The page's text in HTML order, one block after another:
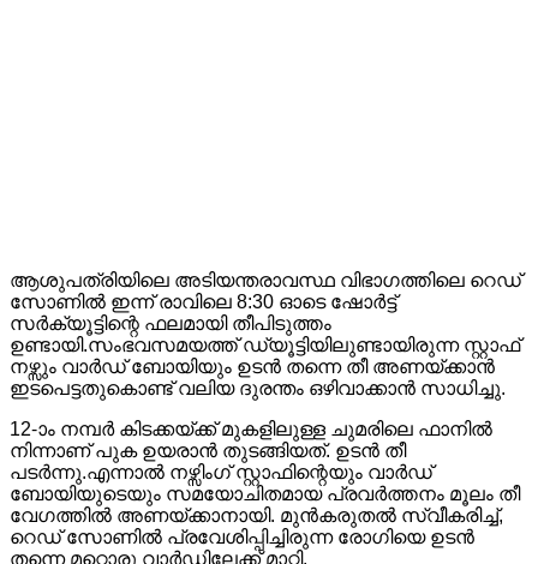
ആശുപത്രിയിലെ അടിയന്തരാവസ്ഥ വിഭാഗത്തിലെ റെഡ്
സോണിൽ ഇന്ന് രാവിലെ 8:30 ഓടെ ഷോർട്ട്
സർക്യൂട്ടിന്റെ ഫലമായി തീപിടുത്തം
ഉണ്ടായി.സംഭവസമയത്ത് ഡ്യൂട്ടിയിലുണ്ടായിരുന്ന സ്റ്റാഫ്
നഴ്സും വാർഡ് ബോയിയും ഉടൻ തന്നെ തീ അണയ്ക്കാൻ
ഇടപെട്ടതുകൊണ്ട് വലിയ ദുരന്തം ഒഴിവാക്കാൻ സാധിച്ചു.
12-ാം നമ്പർ കിടക്കയ്ക്ക് മുകളിലുള്ള ചുമരിലെ ഫാനിൽ
നിന്നാണ് പുക ഉയരാൻ തുടങ്ങിയത്. ഉടൻ തീ
പടർന്നു.എന്നാൽ നഴ്സിംഗ് സ്റ്റാഫിന്റെയും വാർഡ്
ബോയിയുടെയും സമയോചിതമായ പ്രവർത്തനം മൂലം തീ
വേഗത്തിൽ അണയ്ക്കാനായി. മുൻകരുതൽ സ്വീകരിച്ച്,
റെഡ് സോണിൽ പ്രവേശിപ്പിച്ചിരുന്ന രോഗിയെ ഉടൻ
തന്നെ മറ്റൊരു വാർഡിലേക്ക് മാറ്റി.